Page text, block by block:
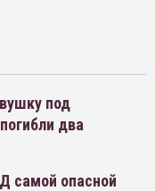
под
два
самой опасной